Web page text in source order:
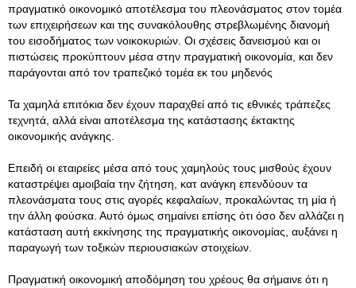
πραγματικό οικονομικό αποτέλεσμα του πλεονάσματος στον τομέα
των επιχειρήσεων και της συνακόλουθης στρεβλωμένης διανομή
του εισοδήματος των νοικοκυριών. Οι σχέσεις δανεισμού και οι
πιστώσεις προκύπτουν μέσα στην πραγματική οικονομία, και δεν
παράγονται από τον τραπεζικό τομέα εκ του μηδενός
Τα χαμηλά επιτόκια δεν έχουν παραχθεί από τις εθνικές τράπεζες
τεχνητά, αλλά είναι αποτέλεσμα της κατάστασης έκτακτης
οικονομικής ανάγκης.
Επειδή οι εταιρείες μέσα από τους χαμηλούς τους μισθούς έχουν
καταστρέψει αμοιβαία την ζήτηση, κατ ανάγκη επενδύουν τα
πλεονάσματα τους στις αγορές κεφαλαίων, προκαλώντας τη μία ή
την άλλη φούσκα. Αυτό όμως σημαίνει επίσης ότι όσο δεν αλλάζει η
κατάσταση αυτή εκκίνησης της πραγματικής οικονομίας, αυξάνει η
παραγωγή των τοξικών περιουσιακών στοιχείων.
Πραγματική οικονομική αποδόμηση του χρέους θα σήμαινε ότι η